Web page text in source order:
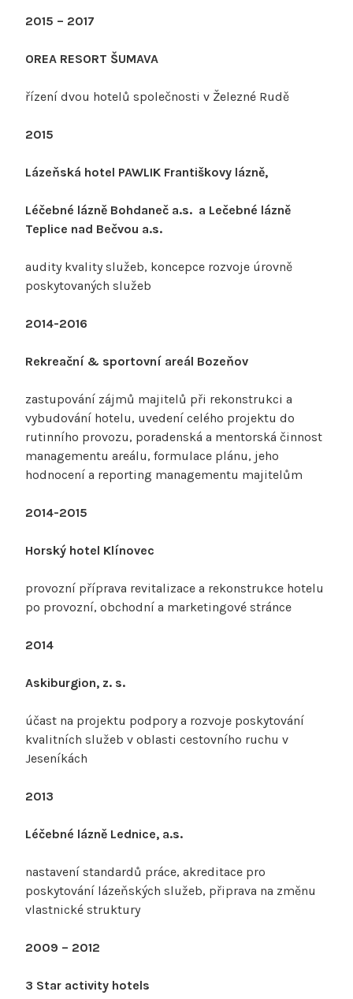
2015 – 2017
OREA RESORT ŠUMAVA
řízení dvou hotelů společnosti v Železné Rudě
2015
Lázeňská hotel PAWLIK Františkovy lázně,
Léčebné lázně Bohdaneč a.s. a Lečebné lázně
Teplice nad Bečvou a.s.
audity kvality služeb, koncepce rozvoje úrovně
poskytovaných služeb
2014-2016
Rekreační & sportovní areál Bozeňov
zastupování zájmů majitelů při rekonstrukci a
vybudování hotelu, uvedení celého projektu do
rutinního provozu, poradenská a mentorská činnost
managementu areálu, formulace plánu, jeho
hodnocení a reporting managementu majitelům
2014-2015
Horský hotel Klínovec
provozní příprava revitalizace a rekonstrukce hotelu
po provozní, obchodní a marketingové stránce
2014
Askiburgion, z. s.
účast na projektu podpory a rozvoje poskytování
kvalitních služeb v oblasti cestovního ruchu v
Jeseníkách
2013
Léčebné lázně Lednice, a.s.
nastavení standardů práce, akreditace pro
poskytování lázeňských služeb, připrava na změnu
vlastnické struktury
2009 – 2012
3 Star activity hotels